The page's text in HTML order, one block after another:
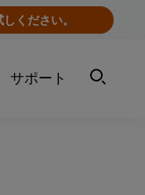
ください。
サポート